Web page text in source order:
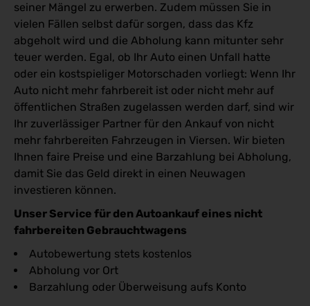
seiner Mängel zu erwerben. Zudem müssen Sie in
vielen Fällen selbst dafür sorgen, dass das Kfz
abgeholt wird und die Abholung kann mitunter sehr
teuer werden. Egal, ob Ihr Auto einen Unfall hatte
oder ein kostspieliger Motorschaden vorliegt: Wenn Ihr
Auto nicht mehr fahrbereit ist oder nicht mehr auf
öffentlichen Straßen zugelassen werden darf, sind wir
Ihr zuverlässiger Partner für den Ankauf von nicht
mehr fahrbereiten Fahrzeugen in Viersen. Wir bieten
Ihnen faire Preise und eine Barzahlung bei Abholung,
damit Sie das Geld direkt in einen Neuwagen
investieren können.
Unser Service für den Autoankauf eines nicht
fahrbereiten Gebrauchtwagens
Autobewertung stets kostenlos
Abholung vor Ort
Barzahlung oder Überweisung aufs Konto